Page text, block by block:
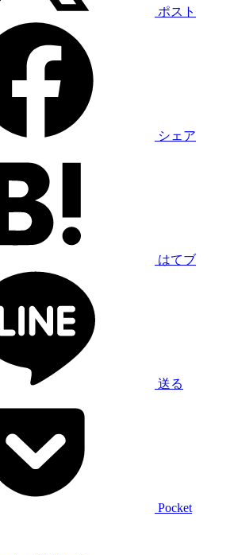
ポスト
シェア
はてブ
送る
Pocket